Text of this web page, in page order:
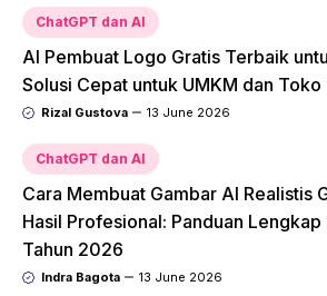
ChatGPT dan AI
AI Pembuat Logo Gratis Terbaik
Solusi Cepat untuk UMKM dan Toko
Rizal Gustova 13 June 2026
ChatGPT dan AI
Cara Membuat Gambar AI Realistis
Hasil Profesional: Panduan Lengkap
Tahun 2026
Indra Bagota 13 June 2026